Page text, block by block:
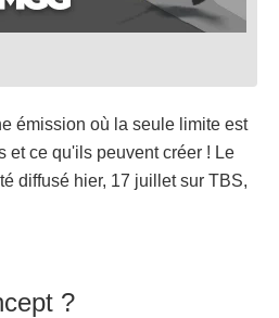
émission où la seule limite est
et ce qu'ils peuvent créer ! Le
diffusé hier, 17 juillet sur TBS,
?